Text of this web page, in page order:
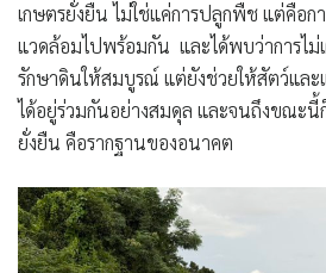
เกษตรยั่งยืน ไม่ใช่แค่การปลูกพืช แต่คือก
แวดล้อมไปพร้อมกัน และได้พบว่าการไม่
รักษาดินให้สมบูรณ์ แต่ยังช่วยให้สัตว์แล
ได้อยู่ร่วมกันอย่างสมดุล และจนถึงขณะนี้
ยั่งยืน คือรากฐานของอนาคต